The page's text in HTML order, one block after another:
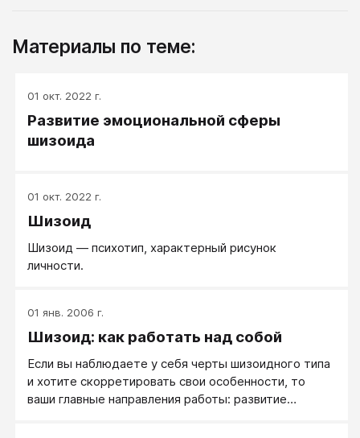
Материалы по теме:
01 окт. 2022 г.
Развитие эмоциональной сферы
шизоида
01 окт. 2022 г.
Шизоид
Шизоид ― психотип, характерный рисунок
личности.
01 янв. 2006 г.
Шизоид: как работать над собой
Если вы наблюдаете у себя черты шизоидного типа
и хотите скорретировать свои особенности, то
ваши главные направления работы: развитие